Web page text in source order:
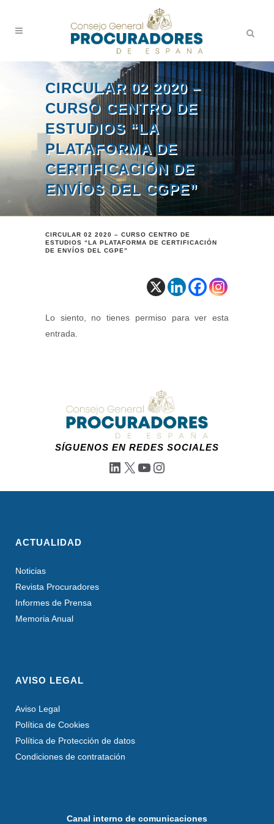
CIRCULAR 02 2020 –
CURSO CENTRO DE
ESTUDIOS “LA
PLATAFORMA DE
CERTIFICACIÓN DE
ENVÍOS DEL CGPE”
CIRCULAR 02 2020 – CURSO CENTRO DE
ESTUDIOS “LA PLATAFORMA DE CERTIFICACIÓN
DE ENVÍOS DEL CGPE”
Lo siento, no tienes permiso para ver esta
entrada.
SÍGUENOS EN REDES SOCIALES
LinkedIn
X YouTube
Instagram
ACTUALIDAD
Noticias
Revista Procuradores
Informes de Prensa
Memoria Anual
AVISO LEGAL
Aviso Legal
Política de Cookies
Política de Protección de datos
Condiciones de contratación
Canal interno de comunicaciones